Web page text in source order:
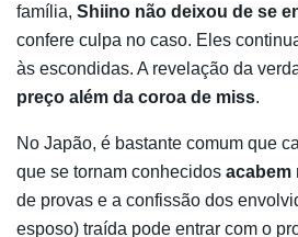
família, Shiino não deixou de se
confere culpa no caso. Eles
às escondidas. A revelação da
preço além da coroa de miss.
No Japão, é bastante comum que
que se tornam conhecidos acabem
de provas e a confissão dos
esposo) traída pode entrar com o